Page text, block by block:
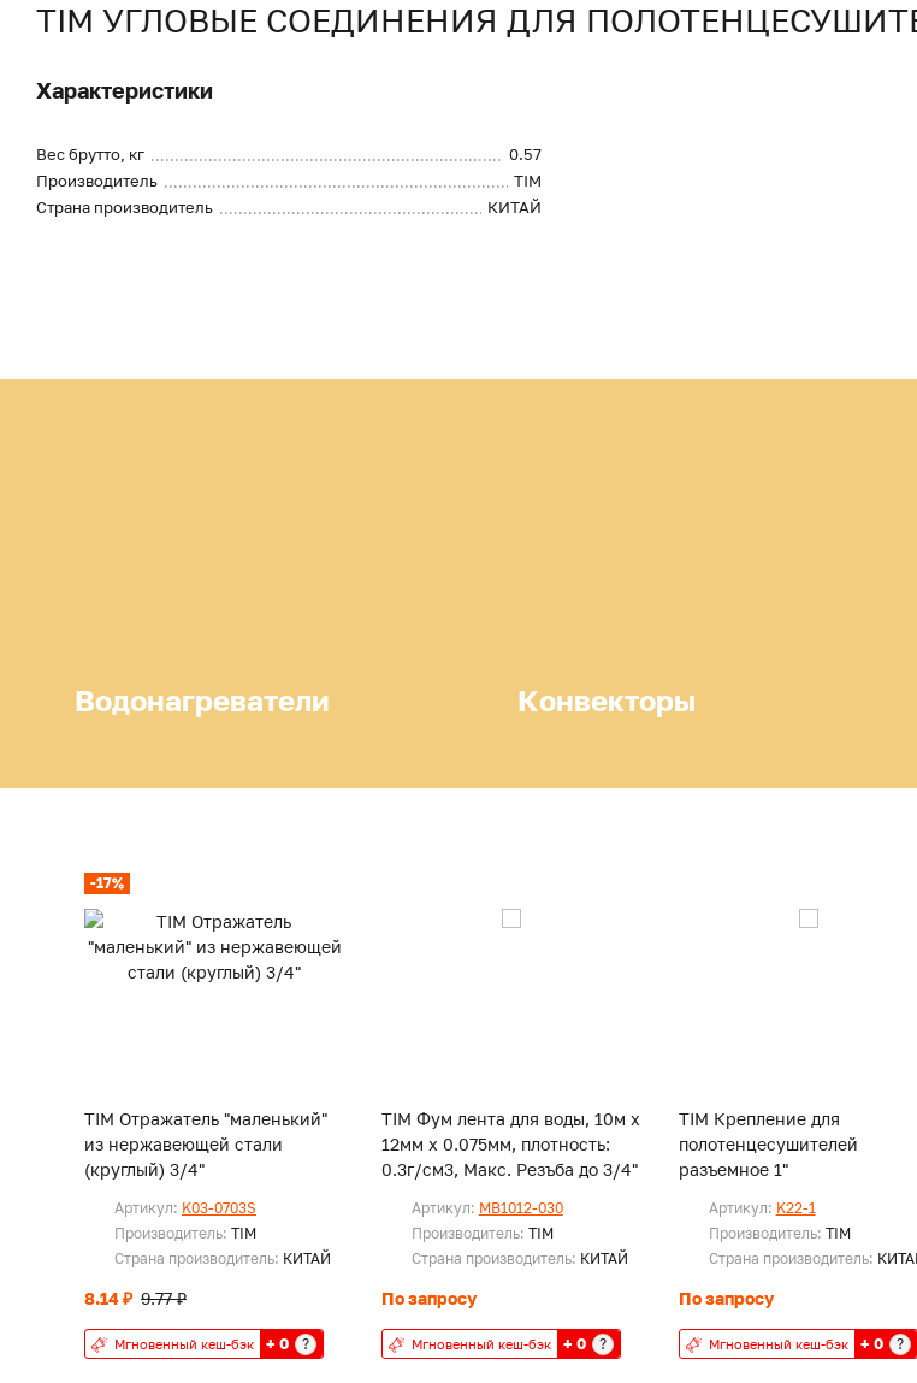
TIM УГЛОВЫЕ СОЕДИНЕНИЯ ДЛЯ
Характеристики
Вес брутто, кг
0.57
Производитель
TIM
Страна производитель
КИТАЙ
Водонагреватели Конвекторы
-17%
TIM Отражатель "маленький"
из нержавеющей стали
(круглый) 3/4"
Артикул: K03-0703S
Производитель: TIM
Страна производитель: КИТАЙ
8.14 ₽ 9.77 ₽
Мгновенный кеш-бэк + 0 ?
TIM Фум лента для воды, 10м х
12мм х 0.075мм, плотность:
0.3г/см3, Макс. Резъба до 3/4"
Артикул: MB1012-030
Производитель: TIM
Страна производитель: КИТАЙ
По запросу
Мгновенный кеш-бэк + 0 ?
TIM Крепление для
полотенцесушителей
разъемное 1"
Артикул: K22-1
Производитель: TIM
Страна производитель:
По запросу
Мгновенный кеш-бэк + 0 ?